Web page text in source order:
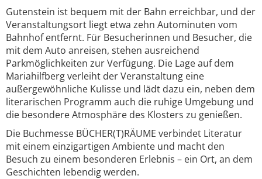
Gutenstein ist bequem mit der Bahn erreichbar, und der
Veranstaltungsort liegt etwa zehn Autominuten vom
Bahnhof entfernt. Für Besucherinnen und Besucher, die
mit dem Auto anreisen, stehen ausreichend
Parkmöglichkeiten zur Verfügung. Die Lage auf dem
Mariahilfberg verleiht der Veranstaltung eine
außergewöhnliche Kulisse und lädt dazu ein, neben dem
literarischen Programm auch die ruhige Umgebung und
die besondere Atmosphäre des Klosters zu genießen.
Die Buchmesse BÜCHER(T)RÄUME verbindet Literatur
mit einem einzigartigen Ambiente und macht den
Besuch zu einem besonderen Erlebnis – ein Ort, an dem
Geschichten lebendig werden.